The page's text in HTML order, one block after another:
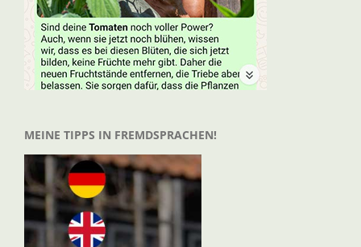
MEINE TIPPS IN FREMDSPRACHEN!